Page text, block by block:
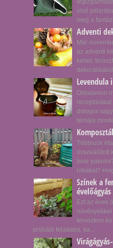
első
meg a
Adventi
Már
az adventi
kertet,
Levendula
Oldalamon
dologra
témája
Többször
összeállított
bele
hibákat?
Színek a
Ezt az évek
terveztem
próbáló feladatra, ka...